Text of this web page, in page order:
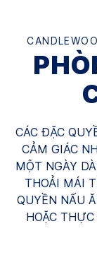
CÁC ĐẶC
CẢM GIÁC
MỘT NGÀY
THOẢI MÁI
QUYỀN NẤU
HOẶC